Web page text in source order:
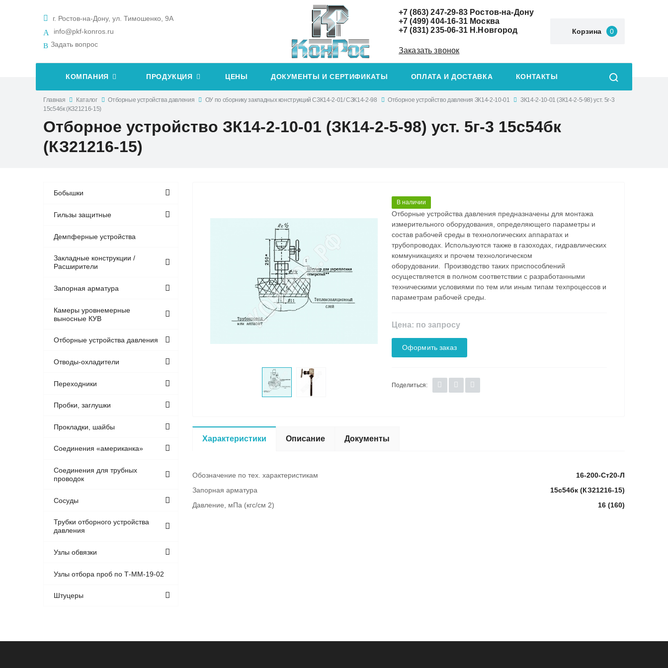
г. Ростов-на-Дону, ул. Тимошенко, 9А
info@pkf-konros.ru
Задать вопрос
+7 (863) 247-29-83Ростов-на-Дону
+7 (499) 404-16-31Москва
+7 (831) 235-06-31Н.Новгород
Заказать звонок
Корзина 0
КОМПАНИЯ ПРОДУКЦИЯ ЦЕНЫ ДОКУМЕНТЫ И СЕРТИФИКАТЫ ОПЛАТА И ДОСТАВКА КОНТАКТЫ
Главная Каталог Отборные устройства давления ОУ по сборнику закладных конструкций СЗК14-2-01/ СЗК14-2-98 Отборное устройство давления ЗК14-2-10-01
ЗК14-2-10-01 (ЗК14-2-5-98) уст. 5г-3
15с54бк (КЗ21216-15)
Отборное устройство ЗК14-2-10-01 (ЗК14-2-5-98) уст. 5г-3 15с54бк
(КЗ21216-15)
Бобышки
Гильзы защитные
Демпферные устройства
Закладные конструкции /
Расширители
Запорная арматура
Камеры уровнемерные
выносные КУВ
Отборные устройства давления
Отводы-охладители
Переходники
Пробки, заглушки
Прокладки, шайбы
Соединения «американка»
Соединения для трубных
проводок
Сосуды
Трубки отборного устройства
давления
Узлы обвязки
Узлы отбора проб по Т-ММ-19-02
Штуцеры
В наличии
Отборные устройства давления предназначены для монтажа
измерительного оборудования, определяющего параметры и
состав рабочей среды в технологических аппаратах и
трубопроводах. Используются также в газоходах, гидравлических
коммуникациях и прочем технологическом
оборудовании. Производство таких приспособлений
осуществляется в полном соответствии с разработанными
техническими условиями по тем или иным типам техпроцессов и
параметрам рабочей среды.
Цена: по запросу
Оформить заказ
Поделиться:
Характеристики Описание Документы
Обозначение по тех. характеристикам
16-200-Ст20-Л
Запорная арматура
15с54бк (КЗ21216-15)
Давление, мПа (кгс/см 2)
16 (160)